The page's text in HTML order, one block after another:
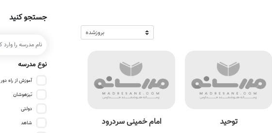
جستجو کنید
نوع مدرسه
آموزش از راه دور
تیزهوشان
دولتی
شاهد
توحید امام خمینی سردرود